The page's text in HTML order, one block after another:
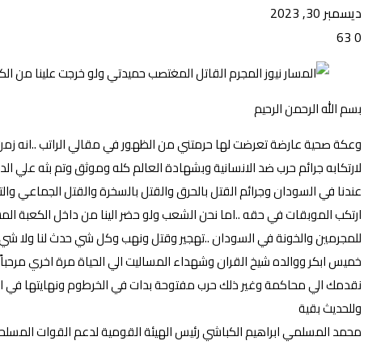
ديسمبر 30, 2023
0
بسم الله الرحمن الرحيم
وعكة صحية عارضة تعرضت لها حرمتني من الظهور في مقالي الراتب ..انه
لارتكابه جرائم حرب ضد الانسانية وبشهادة العالم كله وموثق وتم بثه
عندنا في السودان وجرائم القتل بالحرق والقتل بالسخرة والقتل
ارتكب الموبقات في حقه ..اما نحن الشعب ولو حضر الينا من داخل
للمجرمين والخونة في السودان ..تهجير وقتل ونهب وكل شي حدث لنا ولا شي
خميس ابكر ووالده شيخ القران وشهداء المساليت الي الحياة مرة اخري
نقدمك الي محاكمة وغير ذلك حرب مفتوحة بدات في الخرطوم ونهايتها في
وللحديث بقية
محمد المسلمي ابراهيم الكباشي رئيس الهيئة القومية لدعم القوات